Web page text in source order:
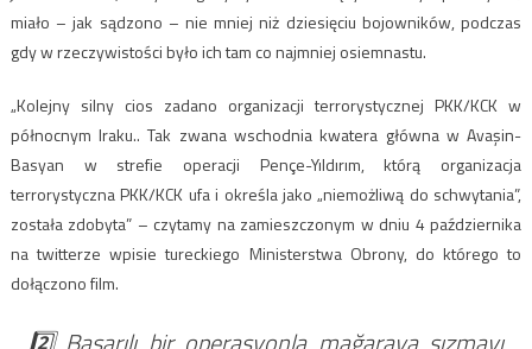
miało – jak sądzono – nie mniej niż dziesięciu bojowników, podczas
gdy w rzeczywistości było ich tam co najmniej osiemnastu.
„Kolejny silny cios zadano organizacji terrorystycznej PKK/KCK w
północnym Iraku.. Tak zwana wschodnia kwatera główna w Avaşin-
Basyan w strefie operacji Pençe-Yıldırım, którą organizacja
terrorystyczna PKK/KCK ufa i określa jako „niemożliwą do schwytania”,
została zdobyta” – czytamy na zamieszczonym w dniu 4 października
na twitterze wpisie tureckiego Ministerstwa Obrony, do którego to
dołączono film.